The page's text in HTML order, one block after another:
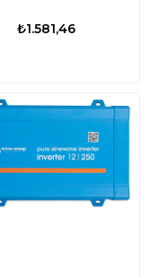
₺1.581,46